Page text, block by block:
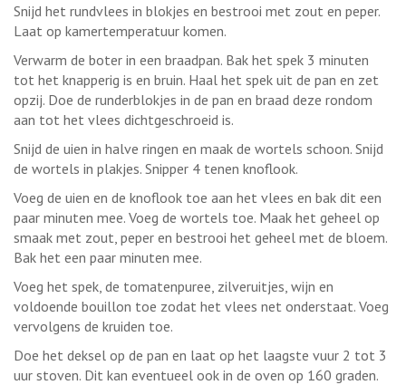
Snijd het rundvlees in blokjes en bestrooi met zout en peper.
Laat op kamertemperatuur komen.
Verwarm de boter in een braadpan. Bak het spek 3 minuten
tot het knapperig is en bruin. Haal het spek uit de pan en zet
opzij. Doe de runderblokjes in de pan en braad deze rondom
aan tot het vlees dichtgeschroeid is.
Snijd de uien in halve ringen en maak de wortels schoon. Snijd
de wortels in plakjes. Snipper 4 tenen knoflook.
Voeg de uien en de knoflook toe aan het vlees en bak dit een
paar minuten mee. Voeg de wortels toe. Maak het geheel op
smaak met zout, peper en bestrooi het geheel met de bloem.
Bak het een paar minuten mee.
Voeg het spek, de tomatenpuree, zilveruitjes, wijn en
voldoende bouillon toe zodat het vlees net onderstaat. Voeg
vervolgens de kruiden toe.
Doe het deksel op de pan en laat op het laagste vuur 2 tot 3
uur stoven. Dit kan eventueel ook in de oven op 160 graden.